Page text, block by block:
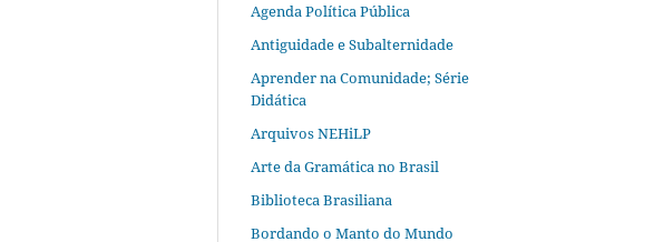
Agenda Política Pública
Antiguidade e Subalternidade
Aprender na Comunidade; Série
Didática
Arquivos NEHiLP
Arte da Gramática no Brasil
Biblioteca Brasiliana
Bordando o Manto do Mundo